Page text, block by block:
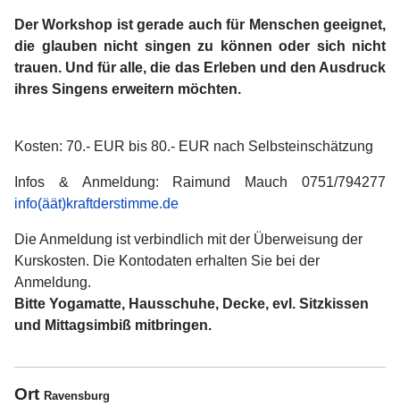
Der Workshop ist gerade auch für Menschen geeignet,
die glauben nicht singen zu können oder sich nicht
trauen. Und für alle, die das Erleben und den Ausdruck
ihres Singens erweitern möchten.
Kosten: 70.- EUR bis 80.- EUR nach Selbsteinschätzung
Infos & Anmeldung: Raimund Mauch 0751/794277
info(äät)kraftderstimme.de
Die Anmeldung ist verbindlich mit der Überweisung der
Kurskosten. Die Kontodaten erhalten Sie bei der
Anmeldung.
Bitte Yogamatte, Hausschuhe, Decke, evl. Sitzkissen
und Mittagsimbiß mitbringen.
Ort Ravensburg